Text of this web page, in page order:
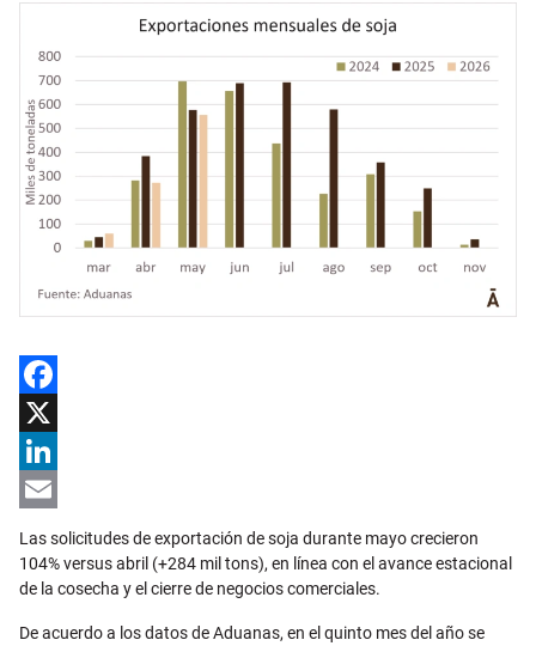
Facebook
X
LinkedIn
Las solicitudes de exportación de soja durante mayo crecieron
104% versus abril (+284 mil tons), en línea con el avance estacional
de la cosecha y el cierre de negocios comerciales.
De acuerdo a los datos de Aduanas, en el quinto mes del año se